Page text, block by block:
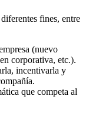
fines, entre
(nuevo
corporativa, etc.).
incentivarla y
que competa al